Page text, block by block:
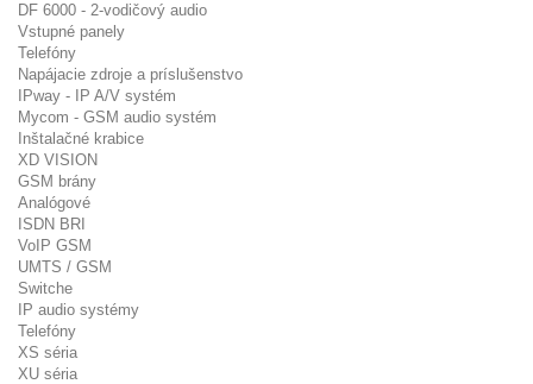
DF 6000 - 2-vodičový audio
Vstupné panely
Telefóny
Napájacie zdroje a príslušenstvo
IPway - IP A/V systém
Mycom - GSM audio systém
Inštalačné krabice
XD VISION
GSM brány
Analógové
ISDN BRI
VoIP GSM
UMTS / GSM
Switche
IP audio systémy
Telefóny
XS séria
XU séria